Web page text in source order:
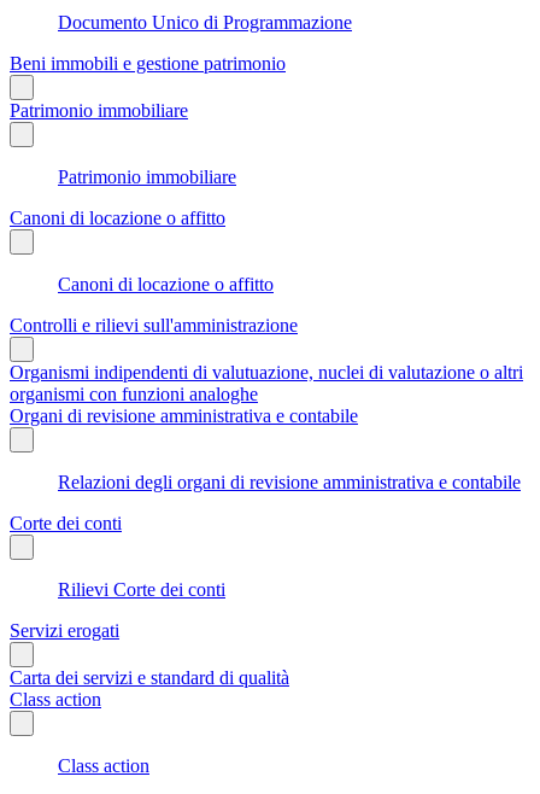
Documento Unico di Programmazione
Beni immobili e gestione patrimonio
Patrimonio immobiliare
Patrimonio immobiliare
Canoni di locazione o affitto
Canoni di locazione o affitto
Controlli e rilievi sull'amministrazione
Organismi indipendenti di valutuazione, nuclei di valutazione o altri
organismi con funzioni analoghe
Organi di revisione amministrativa e contabile
Relazioni degli organi di revisione amministrativa e contabile
Corte dei conti
Rilievi Corte dei conti
Servizi erogati
Carta dei servizi e standard di qualità
Class action
Class action